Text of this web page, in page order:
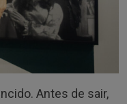
Antes de sair,